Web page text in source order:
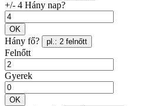
+/- 4 Hány nap?
OK
Hány fő? pl.: 2 felnőtt
Felnőtt
Gyerek
OK